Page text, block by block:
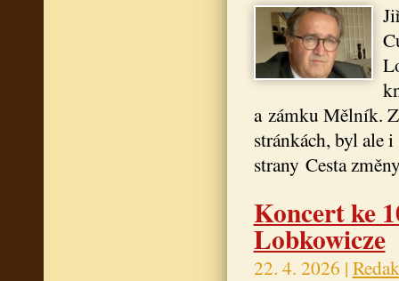
a zámku Mělník.
stránkách, byl ale
strany Cesta
Koncert ke
Lobkowicze
22. 4. 2026 |